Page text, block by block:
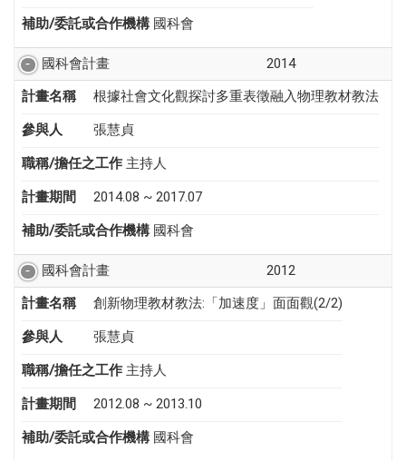
補助/委託或合作機構 國科會
國科會計畫
2014
計畫名稱
根據社會文化觀探討多重表徵融入物理教材教法
參與人 張慧貞
職稱/擔任之工作 主持人
計畫期間 2014.08 ~ 2017.07
補助/委託或合作機構 國科會
國科會計畫
2012
計畫名稱
創新物理教材教法:「加速度」面面觀(2/2)
參與人 張慧貞
職稱/擔任之工作 主持人
計畫期間 2012.08 ~ 2013.10
補助/委託或合作機構 國科會